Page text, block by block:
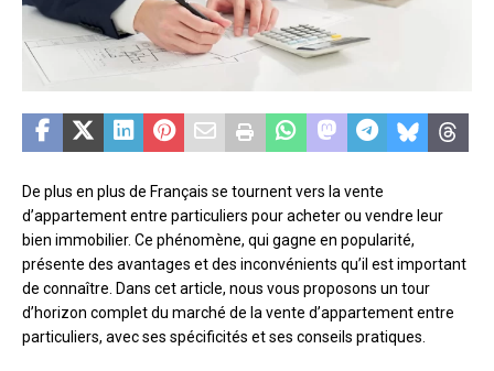
De plus en plus de Français se tournent vers la vente
d’appartement entre particuliers pour acheter ou vendre leur
bien immobilier. Ce phénomène, qui gagne en popularité,
présente des avantages et des inconvénients qu’il est important
de connaître. Dans cet article, nous vous proposons un tour
d’horizon complet du marché de la vente d’appartement entre
particuliers, avec ses spécificités et ses conseils pratiques.